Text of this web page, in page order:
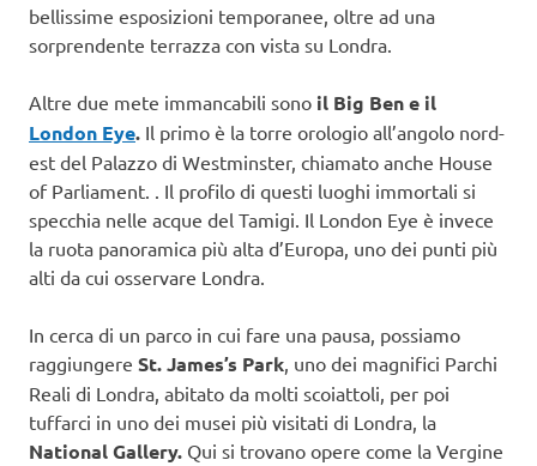
bellissime esposizioni temporanee, oltre ad una
sorprendente terrazza con vista su Londra.
Altre due mete immancabili sono il Big Ben e il
London Eye. Il primo è la torre orologio all’angolo nord-
est del Palazzo di Westminster, chiamato anche House
of Parliament. . Il profilo di questi luoghi immortali si
specchia nelle acque del Tamigi. Il London Eye è invece
la ruota panoramica più alta d’Europa, uno dei punti più
alti da cui osservare Londra.
In cerca di un parco in cui fare una pausa, possiamo
raggiungere St. James’s Park , uno dei magnifici Parchi
Reali di Londra, abitato da molti scoiattoli, per poi
tuffarci in uno dei musei più visitati di Londra, la
National Gallery. Qui si trovano opere come la Vergine